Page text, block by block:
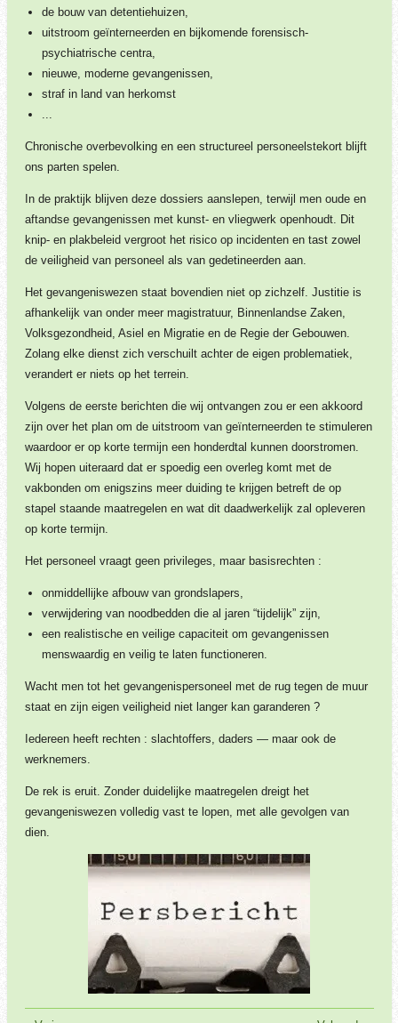
de bouw van detentiehuizen,
uitstroom geïnterneerden en bijkomende forensisch-
psychiatrische centra,
nieuwe, moderne gevangenissen,
straf in land van herkomst
Chronische overbevolking en een structureel personeelstekort blijft
ons parten spelen.
In de praktijk blijven deze dossiers aanslepen, terwijl men oude en
aftandse gevangenissen met kunst- en vliegwerk openhoudt. Dit
knip- en plakbeleid vergroot het risico op incidenten en tast zowel
de veiligheid van personeel als van gedetineerden aan.
Het gevangeniswezen staat bovendien niet op zichzelf. Justitie is
afhankelijk van onder meer magistratuur, Binnenlandse Zaken,
Volksgezondheid, Asiel en Migratie en de Regie der Gebouwen.
Zolang elke dienst zich verschuilt achter de eigen problematiek,
verandert er niets op het terrein.
Volgens de eerste berichten die wij ontvangen zou er een akkoord
zijn over het plan om de uitstroom van geïnterneerden te stimuleren
waardoor er op korte termijn een honderdtal kunnen doorstromen.
Wij hopen uiteraard dat er spoedig een overleg komt met de
vakbonden om enigszins meer duiding te krijgen betreft de op
stapel staande maatregelen en wat dit daadwerkelijk zal opleveren
op korte termijn.
Het personeel vraagt geen privileges, maar basisrechten :
onmiddellijke afbouw van grondslapers,
verwijdering van noodbedden die al jaren “tijdelijk” zijn,
een realistische en veilige capaciteit om gevangenissen
menswaardig en veilig te laten functioneren.
Wacht men tot het gevangenispersoneel met de rug tegen de muur
staat en zijn eigen veiligheid niet langer kan garanderen ?
Iedereen heeft rechten : slachtoffers, daders — maar ook de
werknemers.
De rek is eruit. Zonder duidelijke maatregelen dreigt het
gevangeniswezen volledig vast te lopen, met alle gevolgen van
dien.